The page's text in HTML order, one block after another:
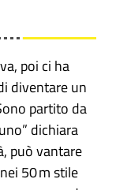
poi ci ha
diventare un
partito da
dichiara
può vantare
50 m stile